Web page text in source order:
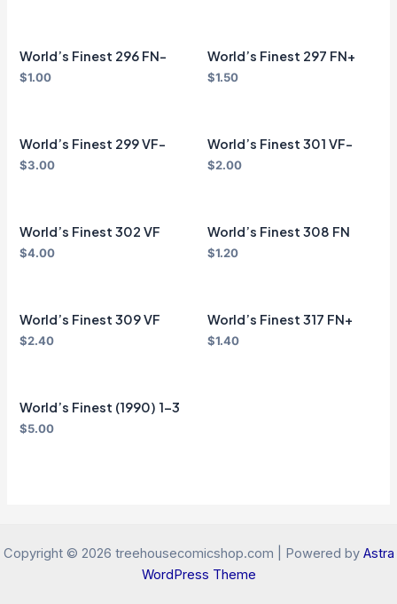
World’s Finest 296 FN-
$1.00
World’s Finest 297 FN+
$1.50
World’s Finest 299 VF-
$3.00
World’s Finest 301 VF-
$2.00
World’s Finest 302 VF
$4.00
World’s Finest 308 FN
$1.20
World’s Finest 309 VF
$2.40
World’s Finest 317 FN+
$1.40
World’s Finest (1990) 1-3
$5.00
Copyright © 2026 treehousecomicshop.com | Powered by Astra
WordPress Theme